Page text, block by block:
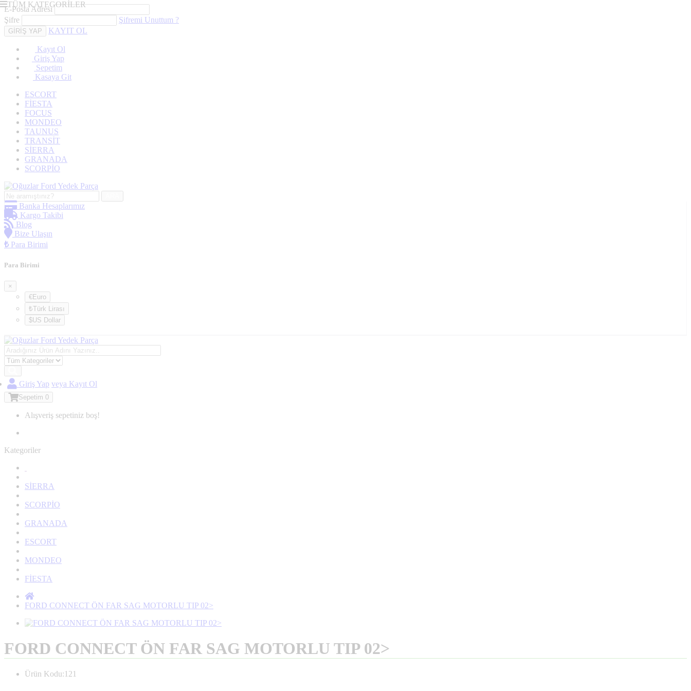
E-Posta Adresi
Şifre
Şifremi Unuttum ?
KAYIT OL
Kayıt Ol
Giriş Yap
Sepetim
Kasaya Git
ESCORT
FİESTA
FOCUS
MONDEO
TAUNUS
TRANSİT
SİERRA
GRANADA
SCORPİO
Banka Hesaplarımız
Kargo Takibi
Blog
Bize Ulaşın
₺ Para Birimi
Para Birimi
×
€Euro
₺Türk Lirası
$US Dollar
Giriş Yap veya Kayıt Ol
Sepetim 0
Alışveriş sepetiniz boş!
TÜM KATEGORİLER
Kategoriler
SİERRA
SCORPİO
GRANADA
ESCORT
MONDEO
FİESTA
FORD CONNECT ÖN FAR SAG MOTORLU TIP 02>
FORD CONNECT ÖN FAR SAG MOTORLU TIP 02>
Ürün Kodu:121